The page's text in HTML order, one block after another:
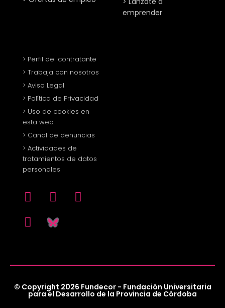
emprender
> Perfil del contratante
> Trabaja con nosotros
> Aviso Legal
> Política de Privacidad
> Uso de cookies en
esta web
> Canal de denuncias
> Actividades de
tratamientos de datos
personales
© Copyright 2026 Fundecor - Fundación Universitaria
para el Desarrollo de la Provincia de Córdoba